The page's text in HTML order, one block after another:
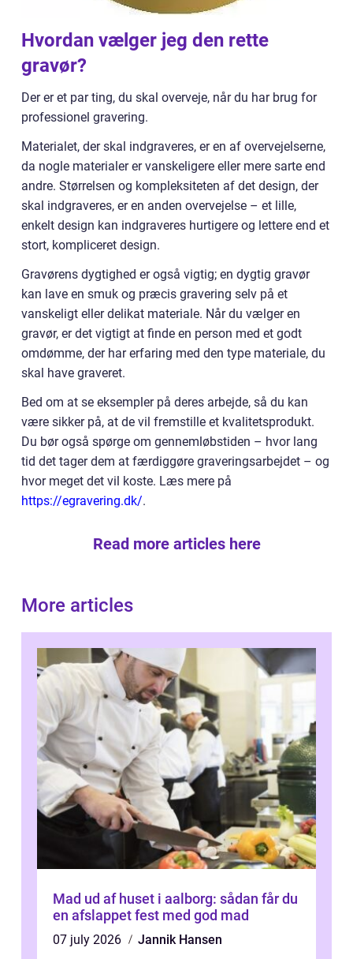
Hvordan vælger jeg den rette
gravør?
Der er et par ting, du skal overveje, når du har brug for
professionel gravering.
Materialet, der skal indgraveres, er en af overvejelserne,
da nogle materialer er vanskeligere eller mere sarte end
andre. Størrelsen og kompleksiteten af det design, der
skal indgraveres, er en anden overvejelse – et lille,
enkelt design kan indgraveres hurtigere og lettere end et
stort, kompliceret design.
Gravørens dygtighed er også vigtig; en dygtig gravør
kan lave en smuk og præcis gravering selv på et
vanskeligt eller delikat materiale. Når du vælger en
gravør, er det vigtigt at finde en person med et godt
omdømme, der har erfaring med den type materiale, du
skal have graveret.
Bed om at se eksempler på deres arbejde, så du kan
være sikker på, at de vil fremstille et kvalitetsprodukt.
Du bør også spørge om gennemløbstiden – hvor lang
tid det tager dem at færdiggøre graveringsarbejdet – og
hvor meget det vil koste. Læs mere på
https://egravering.dk/.
Read more articles here
More articles
Mad ud af huset i aalborg: sådan får du
en afslappet fest med god mad
07 july 2026 Jannik Hansen